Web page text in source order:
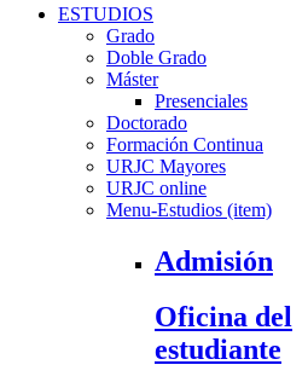
ESTUDIOS
Grado
Doble Grado
Máster
Presenciales
Doctorado
Formación Continua
URJC Mayores
URJC online
Menu-Estudios (item)
Admisión
Oficina del
estudiante